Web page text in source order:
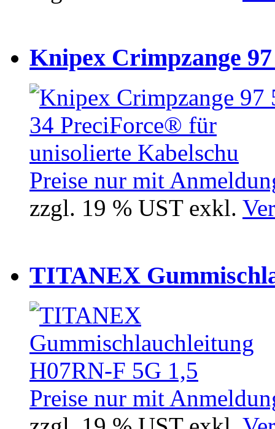
Knipex Crimpzange 97
Preise nur mit
zzgl. 19 % UST exkl.
TITANEX
Preise nur mit